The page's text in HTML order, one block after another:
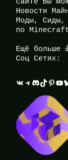
Новости
Моды, Сиды,
по
Ещё больше
Соц Сетях:
ВКонтакте Telegram Discord TikTok Pinterest YouTube Bluesky